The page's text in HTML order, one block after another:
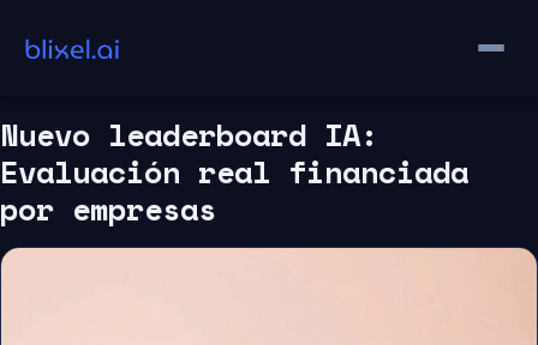
contenido
Nuevo leaderboard IA:
Evaluación real financiada
por empresas